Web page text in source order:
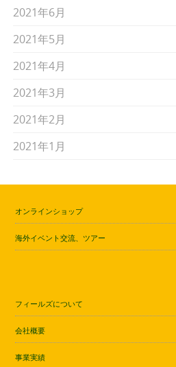
2021年6月
2021年5月
2021年4月
2021年3月
2021年2月
2021年1月
オンラインショップ
海外イベント交流、ツアー
フィールズについて
会社概要
事業実績